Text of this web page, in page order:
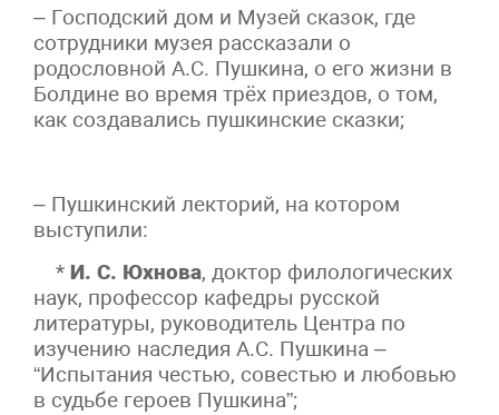
– Господский дом и Музей сказок, где
сотрудники музея рассказали о
родословной А.С. Пушкина, о его жизни в
Болдине во время трёх приездов, о том,
как создавались пушкинские сказки;
– Пушкинский лекторий, на котором
выступили:
* И. С. Юхнова, доктор филологических
наук, профессор кафедры русской
литературы, руководитель Центра по
изучению наследия А.С. Пушкина –
“Испытания честью, совестью и любовью
в судьбе героев Пушкина”;